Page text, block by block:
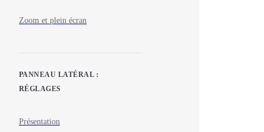
Zoom et plein écran
PANNEAU LATÉRAL :
RÉGLAGES
Présentation